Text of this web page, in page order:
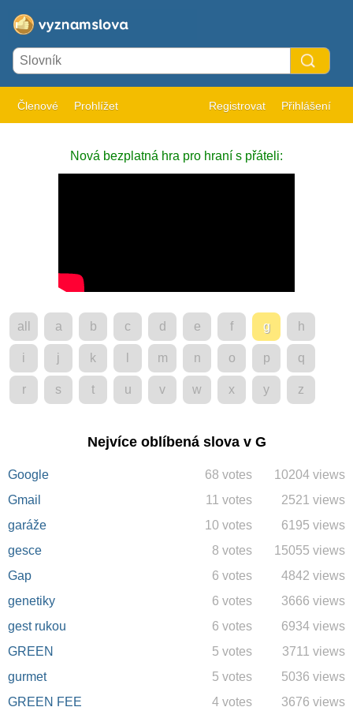
Členové Prohlížet Registrovat Přihlášení
Nová bezplatná hra pro hraní s přáteli:
all a b c d e f g h
i j k m n o p q
r s t u v w x y z
Nejvíce oblíbená slova v G
Google 10204 views
68 votes
Gmail
2521 views
11 votes
garáže
6195 views
10 votes
gesce
15055 views
8 votes
Gap
4842 views
6 votes
genetiky
3666 views
6 votes
gest rukou
6934 views
6 votes
GREEN
3711 views
5 votes
gurmet
5036 views
5 votes
GREEN FEE
3676 views
4 votes